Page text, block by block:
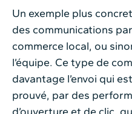
Un exemple plus
des communications
commerce local, ou
l’équipe. Ce type de
davantage l’envoi qui
prouvé, par des